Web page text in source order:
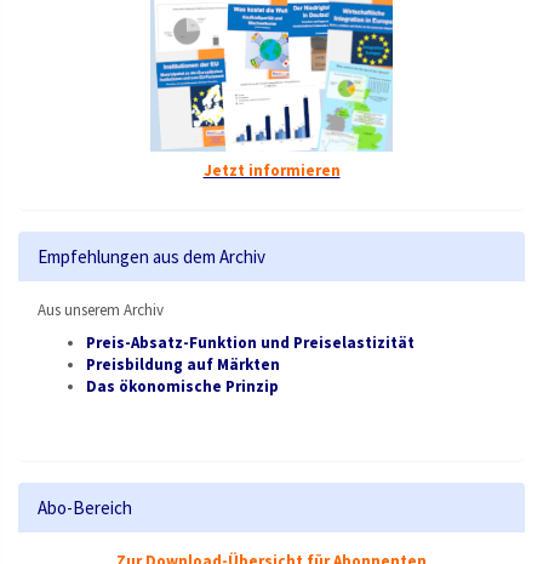
Jetzt informieren
Empfehlungen aus dem Archiv
Aus unserem Archiv
Preis-Absatz-Funktion und Preiselastizität
Preisbildung auf Märkten
Das ökonomische Prinzip
Abo-Bereich